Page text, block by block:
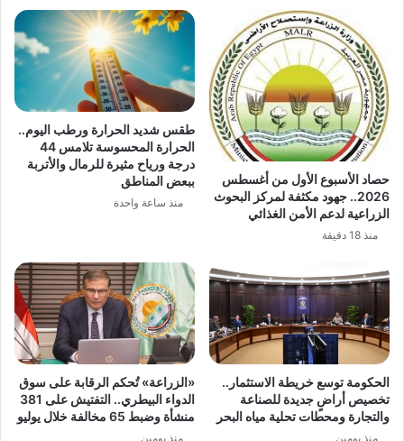
حصاد الأسبوع الأول من أغسطس
2026.. جهود مكثفة لمركز البحوث
الزراعية لدعم الأمن الغذائي
منذ 18 دقيقة
طقس شديد الحرارة ورطب اليوم..
الحرارة المحسوسة تلامس 44
درجة ورياح مثيرة للرمال والأتربة
ببعض المناطق
منذ ساعة واحدة
الحكومة توسع خريطة الاستثمار..
تخصيص أراضٍ جديدة للصناعة
والتجارة ومحطات تحلية مياه البحر
منذ يومين
«الزراعة» تُحكم الرقابة على سوق
الدواء البيطري.. التفتيش على 381
منشأة وضبط 65 مخالفة خلال يوليو
منذ يومين